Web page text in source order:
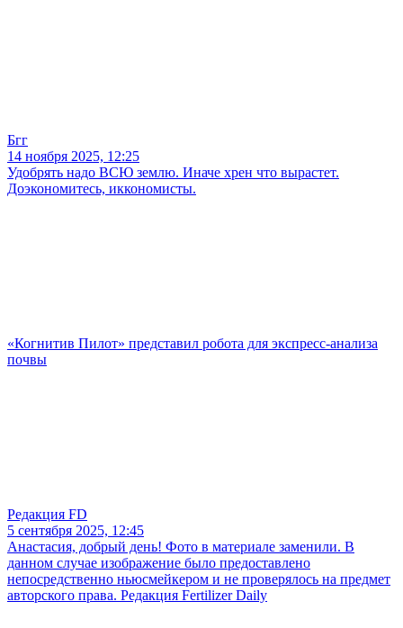
Бгг
14 ноября 2025, 12:25
Удобрять надо ВСЮ землю. Иначе хрен что вырастет.
Доэкономитесь, иккономисты.
«Когнитив Пилот» представил робота для экспресс-анализа
почвы
Редакция FD
5 сентября 2025, 12:45
Анастасия, добрый день! Фото в материале заменили. В
данном случае изображение было предоставлено
непосредственно ньюсмейкером и не проверялось на предмет
авторского права. Редакция Fertilizer Daily